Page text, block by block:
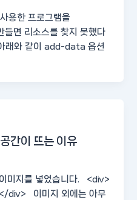
용한 프로그램을
면 리소스를 찾지 못했다
래와 같이 add-data 옵션
간이 뜨는 이유
미지를 넣었습니다. <div>
div> 이미지 외에는 아무